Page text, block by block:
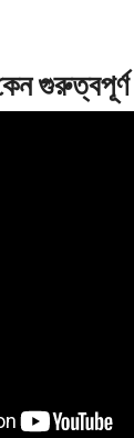
গুরুত্বপূর্ণ